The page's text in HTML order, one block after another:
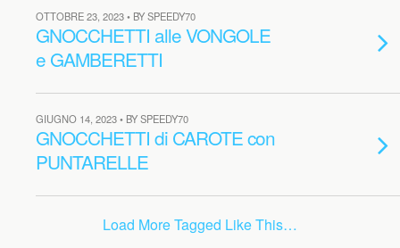
OTTOBRE 23, 2023 • BY SPEEDY70
GNOCCHETTI alle VONGOLE
e GAMBERETTI
GIUGNO 14, 2023 • BY SPEEDY70
GNOCCHETTI di CAROTE con
PUNTARELLE
Load More Tagged Like This…